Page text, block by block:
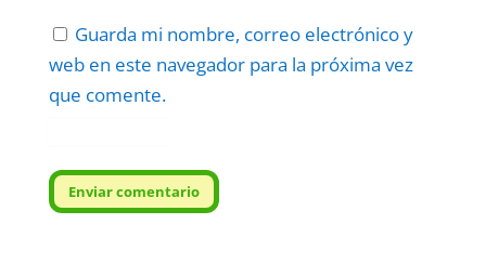
Guarda mi nombre, correo electrónico y
web en este navegador para la próxima vez
que comente.
Enviar comentario